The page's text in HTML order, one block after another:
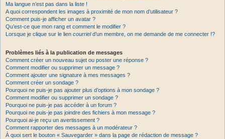
Ma langue n’est pas dans la liste !
A quoi correspondent les images à proximité de mon nom d’utilisateur ?
Comment puis-je afficher un avatar ?
Qu’est-ce que mon rang et comment le modifier ?
Lorsque je clique sur le lien courrield’un membre, on me demande de me connecter !?
Problèmes liés à la publication de messages
Comment créer un nouveau sujet ou poster une réponse ?
Comment modifier ou supprimer un message ?
Comment ajouter une signature à mes messages ?
Comment créer un sondage ?
Pourquoi ne puis-je pas ajouter plus d’options à mon sondage ?
Comment modifier ou supprimer un sondage ?
Pourquoi ne puis-je pas accéder à un forum ?
Pourquoi ne puis-je pas joindre des fichiers à mon message ?
Pourquoi ai-je reçu un avertissement ?
Comment rapporter des messages à un modérateur ?
À quoi sert le bouton « Sauvegarder » dans la page de rédaction de message ?